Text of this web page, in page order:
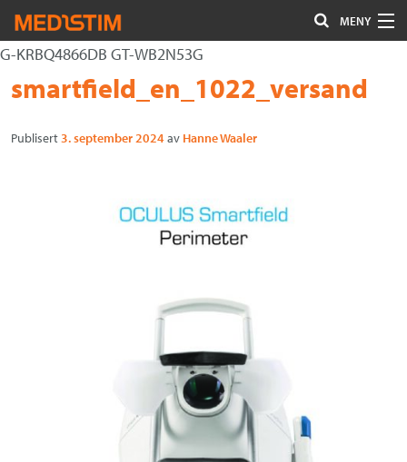
G-KRBQ4866DB GT-WB2N53G
MENY
Hjerte-Kar
Nevrokirurgi
Uro/Gyn
Gå
innholdet
Forstørre
smartfield_en_1022_versand
Publisert3. september 2024av Hanne Waaler